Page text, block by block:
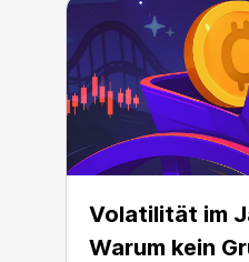
Volatilität im
Warum kein